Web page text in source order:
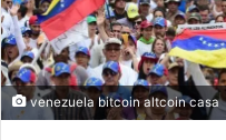
i
l
venezuela bitcoin altcoin casa